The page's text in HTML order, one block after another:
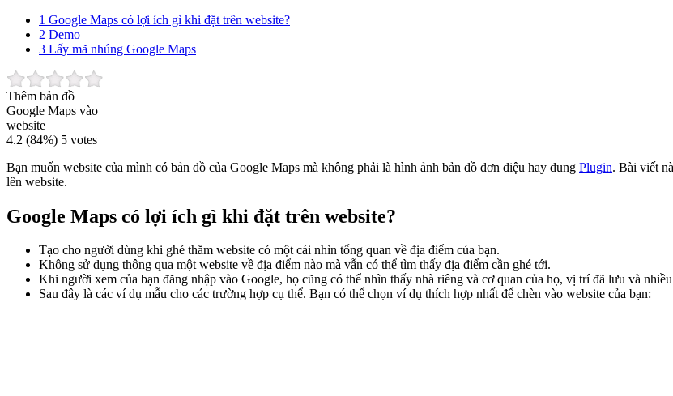
1 Google Maps có lợi ích gì khi đặt trên website?
2 Demo
3 Lấy mã nhúng Google Maps
Thêm bản đồ
Google Maps vào
website
4.2 (84%) 5 votes
Bạn muốn website của mình có bản đồ của Google Maps mà không phải là hình ảnh bản đồ đơn điệu hay dung Plugin. Bài viết
lên website.
Google Maps có lợi ích gì khi đặt trên website?
Tạo cho người dùng khi ghé thăm website có một cái nhìn tổng quan về địa điểm của bạn.
Không sử dụng thông qua một website về địa điểm nào mà vẫn có thể tìm thấy địa điểm cần ghé tới.
Khi người xem của bạn đăng nhập vào Google, họ cũng có thể nhìn thấy nhà riêng và cơ quan của họ, vị trí đã lưu và
Sau đây là các ví dụ mẫu cho các trường hợp cụ thể. Bạn có thể chọn ví dụ thích hợp nhất để chèn vào website của bạn: